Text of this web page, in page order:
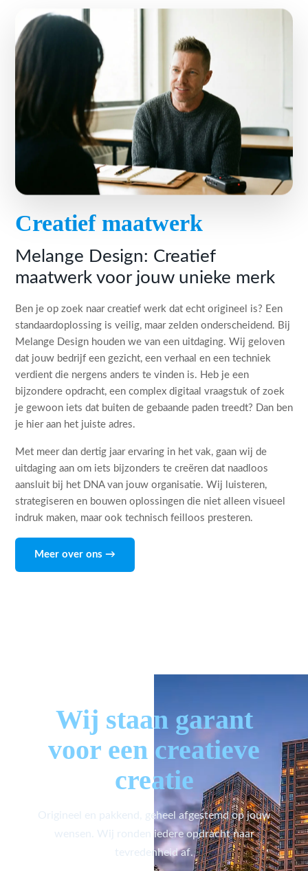
Creatief maatwerk
Melange Design: Creatief
maatwerk voor jouw unieke merk
Ben je op zoek naar creatief werk dat echt origineel is? Een
standaardoplossing is veilig, maar zelden onderscheidend. Bij
Melange Design houden we van een uitdaging. Wij geloven
dat jouw bedrijf een gezicht, een verhaal en een techniek
verdient die nergens anders te vinden is. Heb je een
bijzondere opdracht, een complex digitaal vraagstuk of zoek
je gewoon iets dat buiten de gebaande paden treedt? Dan ben
je hier aan het juiste adres.
Met meer dan dertig jaar ervaring in het vak, gaan wij de
uitdaging aan om iets bijzonders te creëren dat naadloos
aansluit bij het DNA van jouw organisatie. Wij luisteren,
strategiseren en bouwen oplossingen die niet alleen visueel
indruk maken, maar ook technisch feilloos presteren.
Meer over ons →
Wij staan garant
voor een creatieve
creatie
Origineel en pakkend, geheel afgestemd op jouw
wensen. Wij ronden iedere opdracht naar
tevredenheid af.